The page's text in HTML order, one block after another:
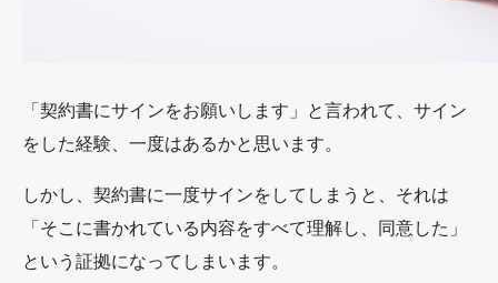
「契約書にサインをお願いします」と言われて、サイン
をした経験、一度はあるかと思います。
しかし、契約書に一度サインをしてしまうと、それは
「そこに書かれている内容をすべて理解し、同意した」
という証拠になってしまいます。